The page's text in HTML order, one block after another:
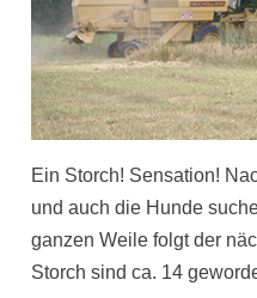
Ein Storch! Sensation!
und auch die Hunde
ganzen Weile folgt der
Storch sind ca. 14